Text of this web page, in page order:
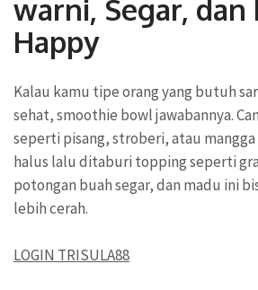
warni, Segar, dan
Happy
Kalau kamu tipe orang yang butuh
sehat, smoothie bowl jawabannya.
seperti pisang, stroberi, atau
halus lalu ditaburi topping seperti
potongan buah segar, dan madu ini
lebih cerah.
LOGIN TRISULA88